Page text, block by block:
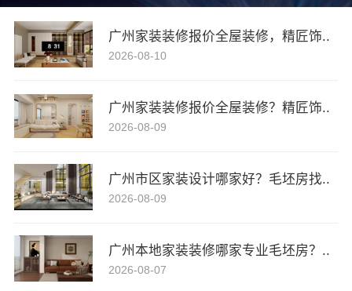
广州家装装修报价全屋装修，精匠饰..
2026-08-10
广州家装装修报价全屋装修？精匠饰..
2026-08-09
广州市区家装设计哪家好？毛坯房找..
2026-08-09
广州本地家装装修哪家专业毛坯房？..
2026-08-07